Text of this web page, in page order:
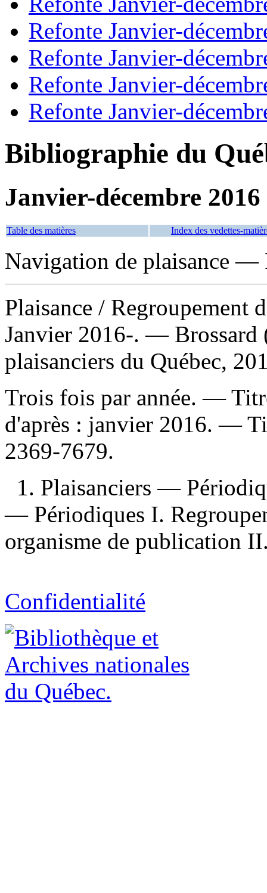
Refonte Janvier-
Refonte Janvier-
Refonte Janvier-
Refonte Janvier-
Bibliographie du
Janvier-décembre 2016
Table des matières Index des vedettes-
Navigation de plaisance —
Plaisance / Regroupement
Janvier 2016-. — Brossard
plaisanciers du Québec,
Trois fois par année. —
d'après : janvier 2016. —
2369-7679.
1. Plaisanciers —
— Périodiques I.
organisme de publication
Confidentialité